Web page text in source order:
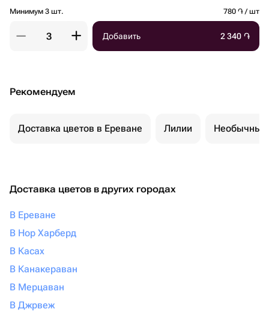
Минимум 3 шт. 780 ֏ / шт
Добавить 2 340 ֏
Рекомендуем
Доставка цветов в Ереване Лилии Необычные
Доставка цветов в других городах
В Ереване
В Нор Харберд
В Касах
В Канакераван
В Мерцаван
В Джрвеж